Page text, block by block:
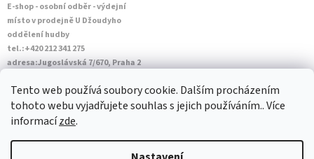
Tento web používá soubory cookie. Dalším procházením
tohoto webu vyjadřujete souhlas s jejich používáním.. Více
informacízde.
E-shop - osobní odběr - výdejní
místo v prodejně U Džoudyho
oddělení hudby
tel.:+420 212 341 275
adresa:Jugoslávská 7/670, Praha 2
Sobota: 10:00 - 14:45